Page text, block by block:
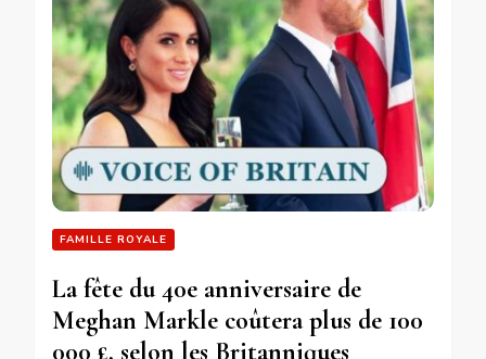
FAMILLE ROYALE
La fête du 40e anniversaire de
Meghan Markle coûtera plus de 100
000 £, selon les Britanniques